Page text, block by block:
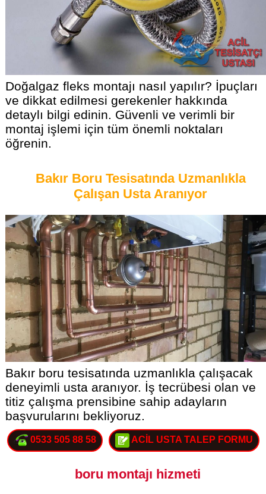
Doğalgaz fleks montajı nasıl yapılır? İpuçları
ve dikkat edilmesi gerekenler hakkında
detaylı bilgi edinin. Güvenli ve verimli bir
montaj işlemi için tüm önemli noktaları
öğrenin.
Bakır Boru Tesisatında Uzmanlıkla
Çalışan Usta Aranıyor
Bakır boru tesisatında uzmanlıkla çalışacak
deneyimli usta aranıyor. İş tecrübesi olan ve
titiz çalışma prensibine sahip adayların
başvurularını bekliyoruz.
0533 505 88 58 ACİL USTA TALEP FORMU
boru montajı hizmeti